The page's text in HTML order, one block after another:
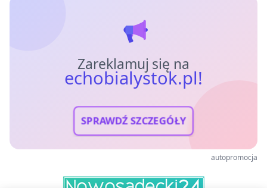
Zareklamuj się na
echobialystok.pl!
SPRAWDŹ SZCZEGÓŁY
autopromocja